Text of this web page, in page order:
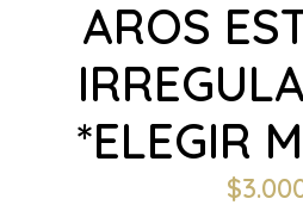
AROS
*ELEGIR